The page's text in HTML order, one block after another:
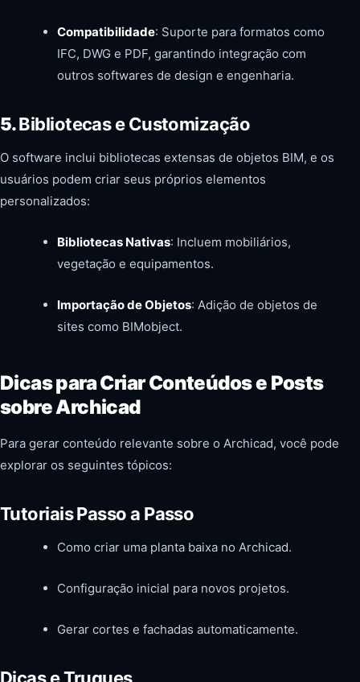
Compatibilidade: Suporte para formatos como
IFC, DWG e PDF, garantindo integração com
outros softwares de design e engenharia.
5.Bibliotecas e Customização
O software inclui bibliotecas extensas de objetos BIM, e os
usuários podem criar seus próprios elementos
personalizados:
Bibliotecas Nativas: Incluem mobiliários,
vegetação e equipamentos.
Importação de Objetos: Adição de objetos de
sites como BIMobject.
Dicas para Criar Conteúdos e Posts
sobre Archicad
Para gerar conteúdo relevante sobre o Archicad, você pode
explorar os seguintes tópicos:
Tutoriais Passo a Passo
Como criar uma planta baixa no Archicad.
Configuração inicial para novos projetos.
Gerar cortes e fachadas automaticamente.